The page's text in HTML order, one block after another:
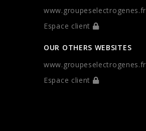
www.groupeselectrogenes.fr
Espace client
OUR OTHERS WEBSITES
www.groupeselectrogenes.fr
Espace client